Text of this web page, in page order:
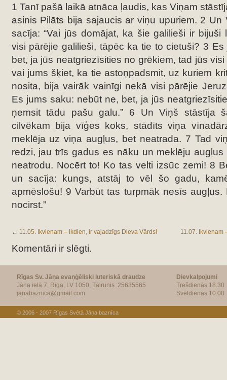
1 Tanī pašā laikā atnāca ļaudis, kas Viņam
asinis Pilāts bija sajaucis ar viņu upuriem. 2 Un
sacīja: “Vai jūs domājat, ka šie galilieši ir bijuši
visi pārējie galilieši, tāpēc ka tie to cietuši? 3
bet, ja jūs neatgriezīsities no grēkiem, tad jūs
vai jums šķiet, ka tie astoņpadsmit, uz kuriem
nosita, bija vairāk vainīgi nekā visi pārējie
Es jums saku: nebūt ne, bet, ja jūs
ņemsit tādu pašu galu.” 6 Un Viņš stāstīja
cilvēkam bija vīģes koks, stādīts viņa
meklēja uz viņa augļus, bet neatrada. 7 Tad
redzi, jau trīs gadus es nāku un meklēju
neatrodu. Nocērt to! Ko tas velti izsūc zemi! 8
un sacīja: kungs, atstāj to vēl šo gadu,
apmēslošu! 9 Varbūt tas turpmāk nesīs
nocirst.”
← 11.05. Ikvienam – ikdien, ir vajadzīgs Dieva Vārds! 11.07. Ikvienam
Komentāri ir slēgti.
Rīgas Sv. Jāņa evaņģēliski luteriskā draudze
Jāņa ielā 7, Rīga, LV 1050, Tālrunis :25635565
janabaznica@gmail.com
Dievkalpojumi
Trešdienās 18.30
Svētdienās 10.00
© 2006 - 2007 Rīgas Svētā Jāņa baznīca